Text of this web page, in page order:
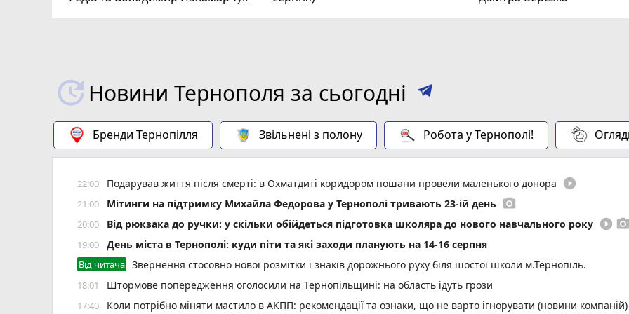
Новини Тернополя за сьогодні
Бренди Тернопілля Звільнені з полону Робота у Тернополі!
22:00 Подарував життя після смерті: в Охматдиті коридором пошани провели маленького донора play_circle_filled
21:00 Мітинги на підтримку Михайла Федорова у Тернополі тривають 23-ій день photo_camera
20:00 Від рюкзака до ручки: у скільки обійдеться підготовка школяра до нового навчального року play_circle_filled photo_camera
19:00 День міста в Тернополі: куди піти та які заходи планують на 14-16 серпня
Від читача Звернення стосовно нової розмітки і знаків дорожнього руху біля шостої школи м.Тернопіль.
18:01 Штормове попередження оголосили на Тернопільщині: на область ідуть грози
17:40 Коли потрібно міняти мастило в АКПП: рекомендації та ознаки, що не варто ігнорувати (новини компаній)